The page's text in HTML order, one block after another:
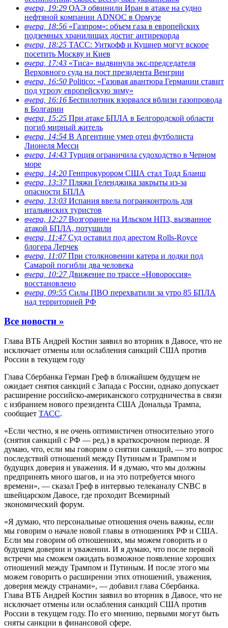
вчера, 19:29 ОАЭ обвинили Иран в атаке на судно
нефтяной компании ADNOC в Ормузе
вчера, 18:56 «Газпром»: объем газа в европейских
подземных хранилищах достиг антирекорда
вчера, 18:25 ТАСС: Уиткофф и Кушнер могут вскоре
посетить Москву и Киев
вчера, 17:43 «Тиса» выдвинула экс-председателя
Верховного суда на пост президента Венгрии
вчера, 16:50 Politico: «Газовая авантюра Германии ставит
под угрозу европейскую зиму»
вчера, 16:16 Беспилотник взорвался вблизи газопровода
в Болгарии
вчера, 15:25 При атаке БПЛА в Белгородской области
погиб мирный житель
вчера, 14:54 В Аргентине умер отец футболиста
Лионеля Месси
вчера, 14:43 Турция ограничила судоходство в Черном
море
вчера, 14:20 Генпрокурором США стал Тодд Бланш
вчера, 13:37Пляжи Геленджика закрыты из-за
опасности БПЛА
вчера, 13:03 Испания ввела погранконтроль для
итальянских туристов
вчера, 12:27Возгорание на Ильском НПЗ, вызванное
атакой БПЛА, потушили
вчера, 11:47Суд оставил под арестом Rolls-Royce
блогера Лерчек
вчера, 11:07При столкновении катера и лодки под
Самарой погибли два человека
вчера, 10:27Движение по трассе «Новороссия»
восстановлено
вчера, 09:55 Силы ПВО перехватили за утро 85 БПЛА
над территорией РФ
Все новости »
Глава ВТБ Андрей Костин заявил во вторник в Давосе, что не
исключает отмены или ослабления санкций США против
России в текущем году
Глава Сбербанка Герман Греф в ближайшем будущем не
ожидает снятия санкций с Запада с России, однако допускает
расширение российско-американского сотрудничества в связи
с избранием нового президента США Дональда Трампа,
сообщает ТАСС.
«Если честно, я не очень оптимистичен относительно этого
(снятия санкций с РФ — ред.) в краткосрочном периоде. Я
думаю, что, если мы говорим о снятии санкций, — это вопрос
последствий отношений между Путиным и Трампом и
будущих доверия и уважения. И я думаю, что мы должны
предпринять много шагов, и на это потребуется много
времени», — сказал Греф в интервью телеканалу CNBC в
швейцарском Давосе, где проходит Всемирный
экономический форум.
«Я думаю, что персональные отношения очень важны, если
мы говорим о начале новой главы в отношениях РФ и США.
Если мы говорим об отношениях, мы можем говорить и о
будущем доверии и уважении. И я думаю, что после первой
встречи мы сможем ожидать возможное появление хороших
отношений между Трампом и Путиным. И после этого мы
можем говорить о расширении этих отношений, уважения,
доверия между странами», — добавил глава Сбербанка.
Глава ВТБ Андрей Костин заявил во вторник в Давосе, что не
исключает отмены или ослабления санкций США против
России в текущем году. По его мнению, первыми могут быть
сняты санкции в финансовой сфере.